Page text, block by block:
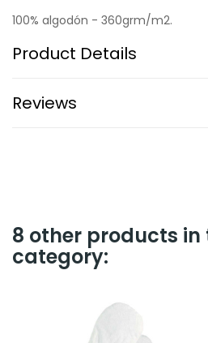
100% algodón - 360grm/m2.
Product Details
Reviews
8 other products in
category: